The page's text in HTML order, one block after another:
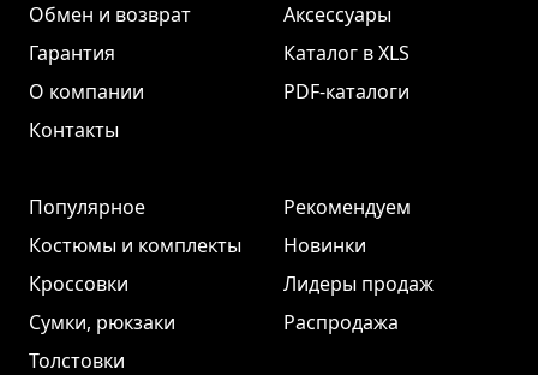
Обмен и возврат
Гарантия
О компании
Контакты
Аксессуары
Каталог в XLS
PDF-каталоги
Популярное
Костюмы и комплекты
Кроссовки
Сумки, рюкзаки
Толстовки
Рекомендуем
Новинки
Лидеры продаж
Распродажа